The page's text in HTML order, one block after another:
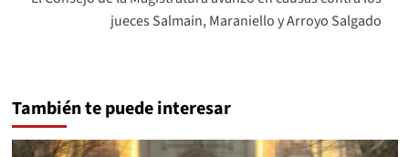
jueces Salmain, Maraniello y Arroyo Salgado
También te puede interesar